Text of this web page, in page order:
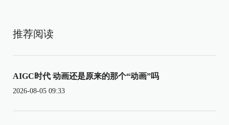
推荐阅读
AIGC时代 动画还是原来的那个“动画”吗
2026-08-05 09:33